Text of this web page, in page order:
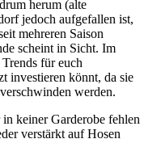
herum (alte
jedoch aufgefallen ist,
mehreren Saison
scheint in Sicht. Im
für euch
investieren könnt, da sie
werden.
keiner Garderobe fehlen
verstärkt auf Hosen